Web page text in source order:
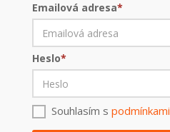
Emailová adresa*
Heslo*
Souhlasím s podmínkami